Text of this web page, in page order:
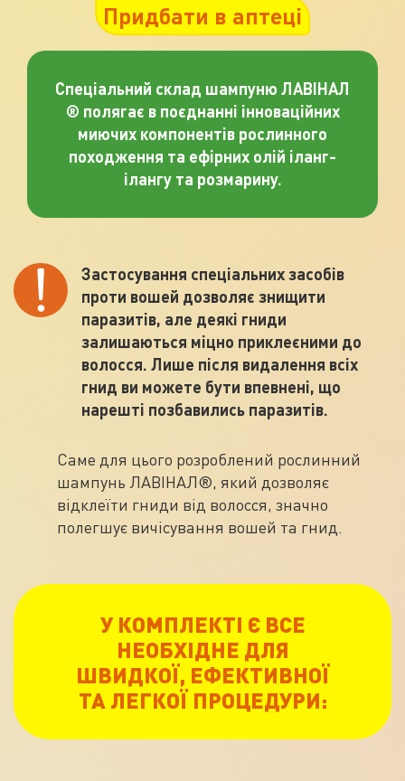
Придбати в аптеці
Спеціальний склад шампуню ЛАВІНАЛ
® полягає в поєднанні інноваційних
миючих компонентів рослинного
походження та ефірних олій іланг-
ілангу та розмарину.
Застосування спеціальних засобів
проти вошей дозволяє знищити
паразитів, але деякі гниди
залишаються міцно приклеєними до
волосся. Лише після видалення всіх
гнид ви можете бути впевнені, що
нарешті позбавились паразитів.
Саме для цього розроблений рослинний
шампунь ЛАВІНАЛ®, який дозволяє
відклеїти гниди від волосся, значно
полегшує вичісування вошей та гнид.
У КОМПЛЕКТІ Є ВСЕ
НЕОБХІДНЕ ДЛЯ
ШВИДКОЇ, ЕФЕКТИВНОЇ
ТА ЛЕГКОЇ ПРОЦЕДУРИ: